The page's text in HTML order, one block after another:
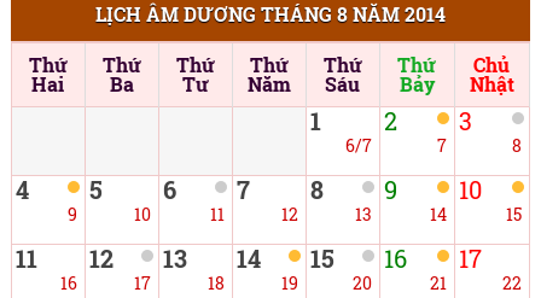
LỊCH ÂM DƯƠNG THÁNG 8 NĂM 2014
Thứ
Hai
Thứ
Ba
Thứ
Tư
Thứ
Năm
Thứ
Sáu
Thứ
Bảy
Chủ
Nhật
1
6/7
2
7
3
8
4
9
5
10
6
11
7
12
8
13
9
14
10
15
11
16
12
17
13
18
14
19
15
20
16
21
17
22